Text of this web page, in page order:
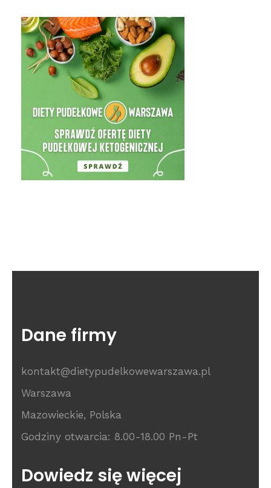
Dane firmy
kontakt@dietypudelkowewarszawa.pl
Warszawa
Mazowieckie, Polska
Godziny otwarcia: 8.00-18.00 Pn-Pt
Dowiedz się więcej